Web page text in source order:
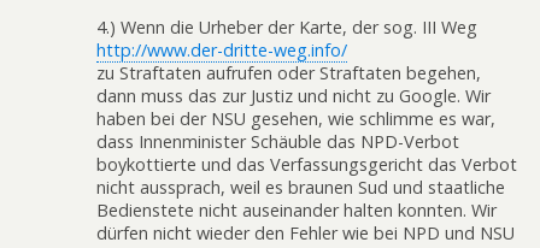
4.) Wenn die Urheber der Karte, der sog. III Weg
http://www.der-dritte-weg.info/
zu Straftaten aufrufen oder Straftaten begehen,
dann muss das zur Justiz und nicht zu Google. Wir
haben bei der NSU gesehen, wie schlimme es war,
dass Innenminister Schäuble das NPD-Verbot
boykottierte und das Verfassungsgericht das Verbot
nicht aussprach, weil es braunen Sud und staatliche
Bedienstete nicht auseinander halten konnten. Wir
dürfen nicht wieder den Fehler wie bei NPD und NSU